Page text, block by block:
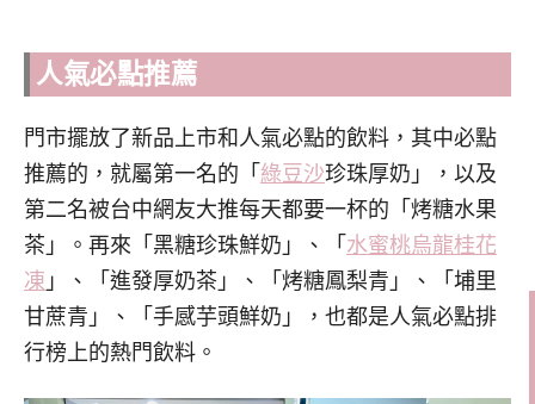
人氣必點推薦
門市擺放了新品上市和人氣必點的飲料，其中必點
推薦的，就屬第一名的「 綠豆沙珍珠厚奶」，以及
第二名被台中網友大推每天都要一杯的「烤糖水果
茶」。再來「黑糖珍珠鮮奶」、「 水蜜桃烏龍桂花
凍 」、「進發厚奶茶」、「烤糖鳳梨青」、「埔里
甘蔗青」、「手感芋頭鮮奶」，也都是人氣必點排
行榜上的熱門飲料。